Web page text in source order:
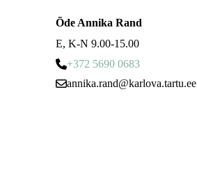
Õde Annika Rand
E, K-N 9.00-15.00
+372 5690 0683
annika.rand@karlova.tartu.ee